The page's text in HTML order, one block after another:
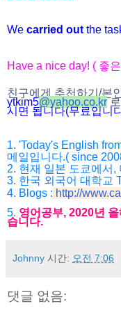
We carried out the
Have a nice day! ( 좋
친구에게 추천하기/본
ytkim5@yahoo.co.kr
시면 됩니다(무료입니
1. 'Today's English
메일입니다.( since
2. 현재 일본 도쿄에서,
3. 한국 외국어 대학교
4. Blogs : http://
5. 영어공부, 2020년
습니다.
Johnny 시간: 오전 7:06
댓글 없음: